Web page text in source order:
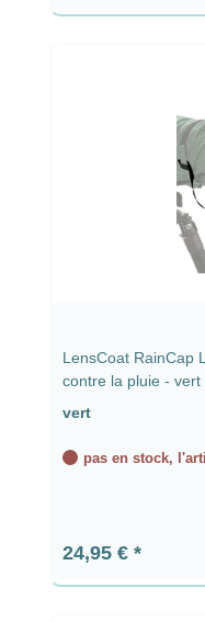
LensCoat RainCap
contre la pluie - vert
vert
pas en stock,
Prix régulier :
24,95 €